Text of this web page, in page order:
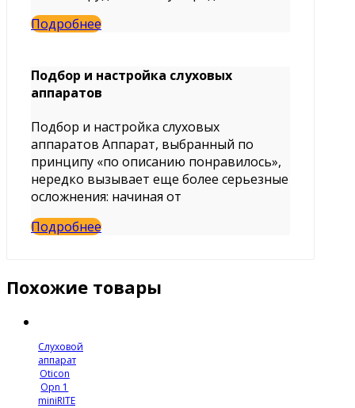
Подробнее
Подбор и настройка слуховых
аппаратов
Подбор и настройка слуховых
аппаратов Аппарат, выбранный по
принципу «по описанию понравилось»,
нередко вызывает еще более серьезные
осложнения: начиная от
Подробнее
Похожие товары
Слуховой
аппарат
Oticon
Opn 1
miniRITE